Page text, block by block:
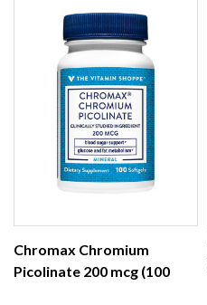
Chromax Chromium
Picolinate 200 mcg (100